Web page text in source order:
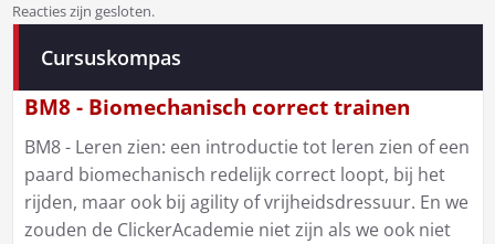
Bericht
navigatie
Reacties zijn gesloten.
Cursuskompas
BM8 - Biomechanisch correct trainen
BM8 - Leren zien: een introductie tot leren zien of een
paard biomechanisch redelijk correct loopt, bij het
rijden, maar ook bij agility of vrijheidsdressuur. En we
zouden de ClickerAcademie niet zijn als we ook niet